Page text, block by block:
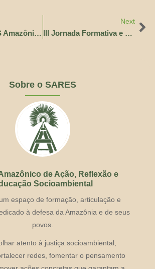
Centro MAGIS Amazônia realiza encontro do Espaço Projeto de Vida
Next
III Jornada Formativa e Encontro das Crianças Frenteiras no CAC
Sobre o SARES
de Ação, Reflexão e
Socioambiental
espaço de formação, articulação e
à defesa da Amazônia e de seus
povos.
atento à justiça socioambiental,
redes, fomentar o pensamento